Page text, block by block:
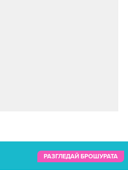
РАЗГЛЕДАЙ БРОШУРАТА